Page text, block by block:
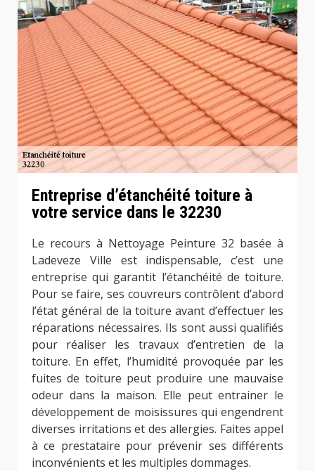
Entreprise d’étanchéité toiture à
votre service dans le 32230
Le recours à Nettoyage Peinture 32 basée à
Ladeveze Ville est indispensable, c’est une
entreprise qui garantit l’étanchéité de toiture.
Pour se faire, ses couvreurs contrôlent d’abord
l’état général de la toiture avant d’effectuer les
réparations nécessaires. Ils sont aussi qualifiés
pour réaliser les travaux d’entretien de la
toiture. En effet, l’humidité provoquée par les
fuites de toiture peut produire une mauvaise
odeur dans la maison. Elle peut entrainer le
développement de moisissures qui engendrent
diverses irritations et des allergies. Faites appel
à ce prestataire pour prévenir ses différents
inconvénients et les multiples dommages.